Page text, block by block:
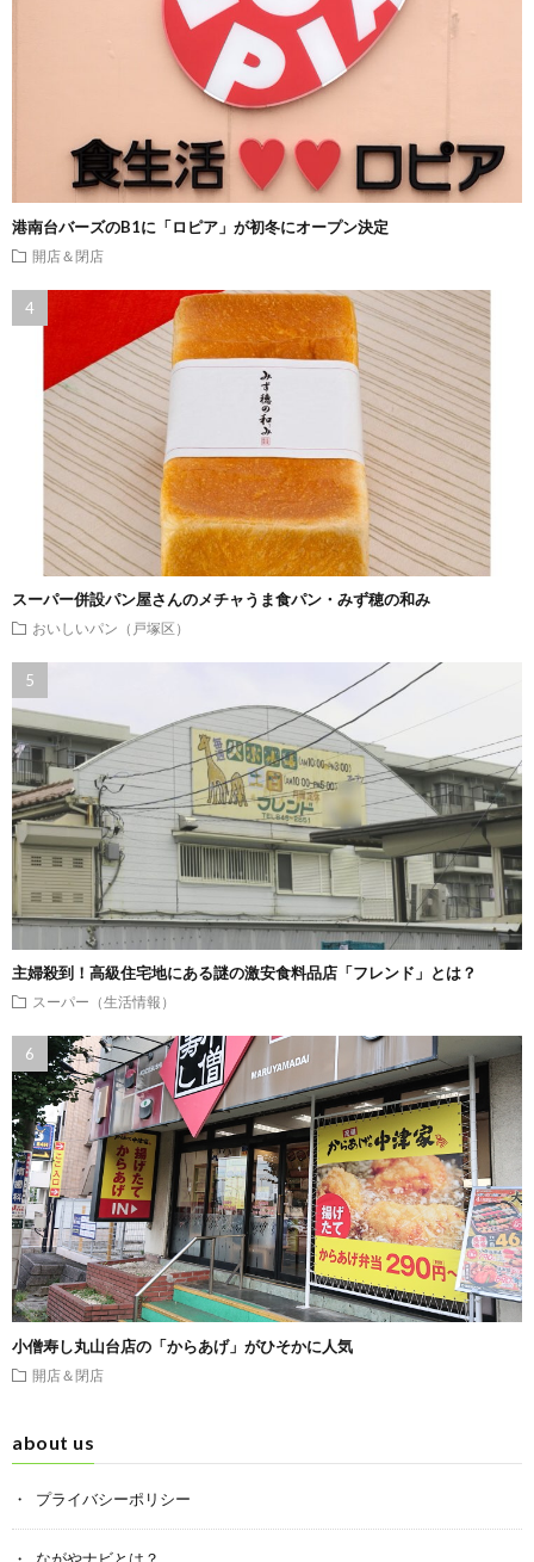
港南台バーズのB1に「ロピア」が初冬にオープン決定
開店＆閉店
スーパー併設パン屋さんのメチャうま食パン・みず穂の和み
おいしいパン（戸塚区）
主婦殺到！高級住宅地にある謎の激安食料品店「フレンド」とは？
スーパー（生活情報）
小僧寿し丸山台店の「からあげ」がひそかに人気
開店＆閉店
about us
プライバシーポリシー
ながやナビとは？